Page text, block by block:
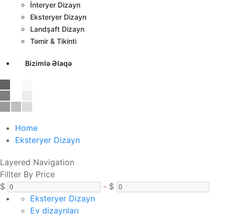
İnteryer Dizayn
Eksteryer Dizayn
Landşaft Dizayn
Təmir & Tikinti
Bizimlə Əlaqə
Home
Eksteryer Dizayn
Layered Navigation
Fillter By Price
$
- $
Eksteryer Dizayn
Ev dizaynları